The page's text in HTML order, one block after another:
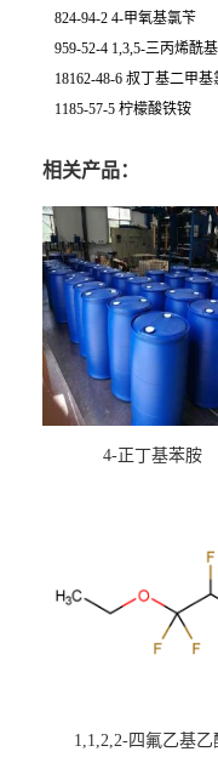
824-94-2 4-甲氧基氯苄
959-52-4 1,3,5-三丙烯酰
18162-48-6 叔丁基二甲
1185-57-5 柠檬酸铁铵
相关产品：
4-正丁基苯胺
1,1,2,2-四氟乙基乙